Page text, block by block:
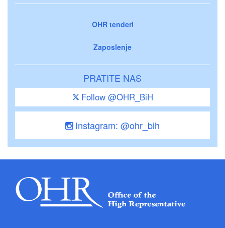
OHR tenderi
Zaposlenje
PRATITE NAS
Follow @OHR_BiH
Instagram: @ohr_bih